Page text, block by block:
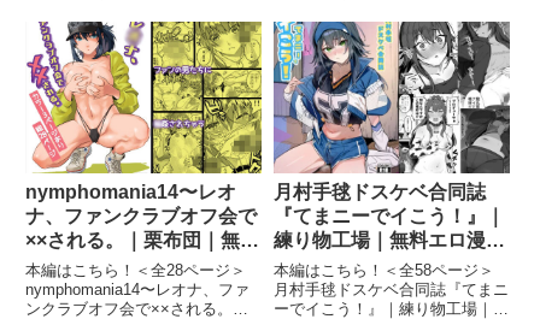
る話 画像1幼馴染の男の娘と結ば
れる話 画像2続きを読む＜全13ペ
ージ＞ ユイトの幼馴染のリクは
男の娘でユイトの...
る。 画像1図書委員ちゃん、露出
する。 画像2図書委員ちゃん、露
出する。 画像3図書委員ちゃん、
露出する。 画像4続きを読...
nymphomania14〜レオ
ナ、ファンクラブオフ会で
××される。｜栗布団｜無料
エロ漫画しろもも倶楽部
本編はこちら！＜全28ページ＞
nymphomania14〜レオナ、ファ
ンクラブオフ会で××される。｜
月村手毬ドスケベ合同誌
『てまニーでイこう！』｜
練り物工場｜無料エロ漫画
しろもも倶楽部
本編はこちら！＜全58ページ＞
月村手毬ドスケベ合同誌『てまニ
ーでイこう！』｜練り物工場｜無